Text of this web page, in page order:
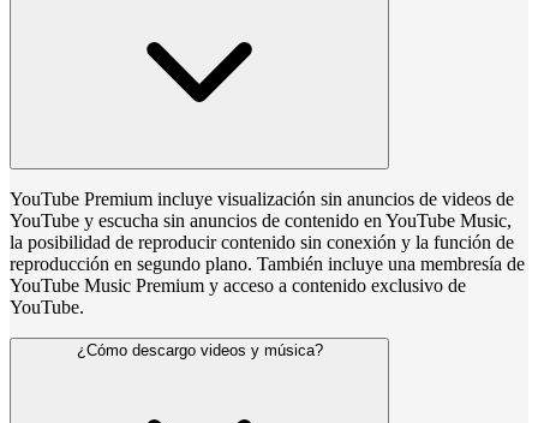
YouTube Premium incluye visualización sin anuncios de videos de
YouTube y escucha sin anuncios de contenido en YouTube Music,
la posibilidad de reproducir contenido sin conexión y la función de
reproducción en segundo plano. También incluye una membresía de
YouTube Music Premium y acceso a contenido exclusivo de
YouTube.
¿Cómo descargo videos y música?